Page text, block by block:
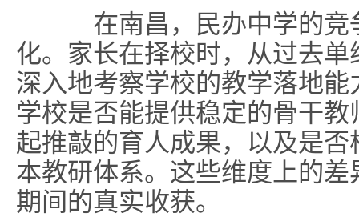
在南昌，民办中学的竞
化。家长在择校时，从过去
深入地考察学校的教学落地
学校是否能提供稳定的骨干
起推敲的育人成果，以及是
本教研体系。这些维度上的
期间的真实收获。